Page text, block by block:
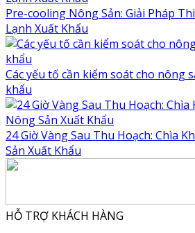
Pre-cooling Nông Sản: Giải Pháp
Lạnh Xuất Khẩu
Các yếu tố cần kiểm soát cho nông
khẩu
24 Giờ Vàng Sau Thu Hoạch: Chìa
Sản Xuất Khẩu
HỖ TRỢ KHÁCH HÀNG